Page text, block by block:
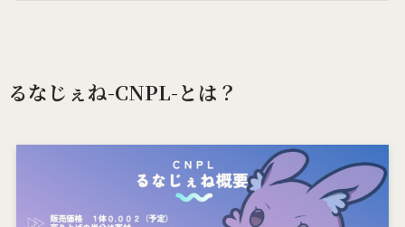
るなじぇね-CNPL-とは？